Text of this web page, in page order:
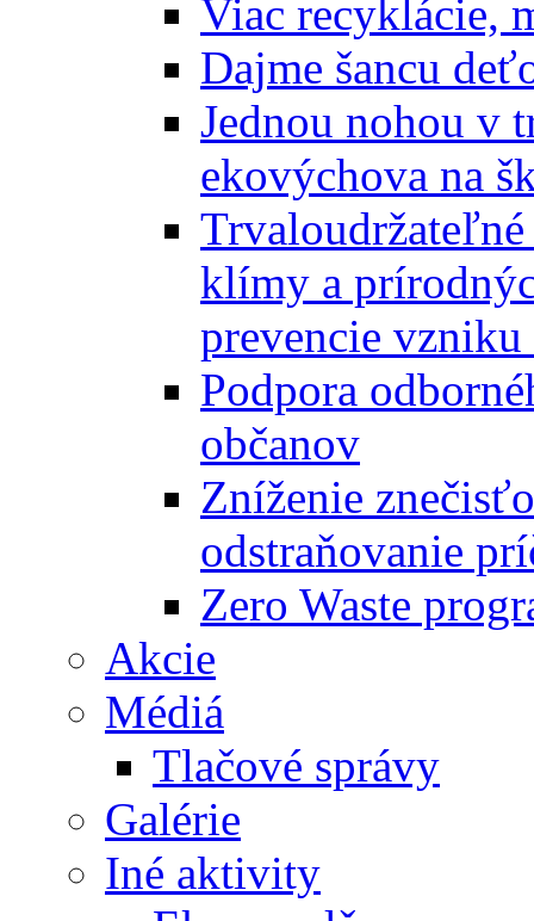
Viac recyklácie,
Dajme šancu
Jednou nohou v
ekovýchova na
klímy a
prevencie vzniku
Podpora
občanov
Zníženie
odstraňovanie
Zero Waste
Akcie
Médiá
Tlačové správy
Galérie
Iné aktivity